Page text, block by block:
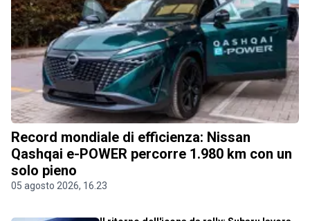
Record mondiale di efficienza: Nissan
Qashqai e-POWER percorre 1.980 km con un
solo pieno
05 agosto 2026, 16.23